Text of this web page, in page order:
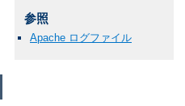
参照
Apache ログファイル